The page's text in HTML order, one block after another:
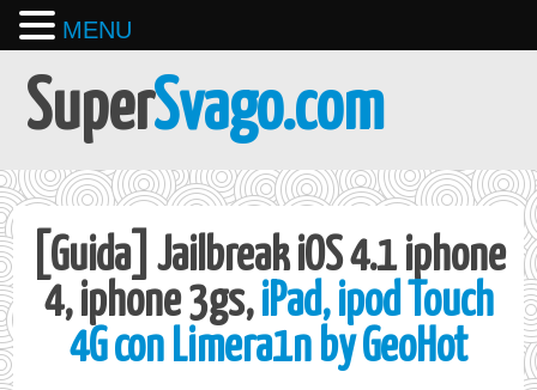
SuperSvago.com
[Guida] Jailbreak iOS 4.1 iphone
4, iphone 3gs,iPad, ipod Touch
4G con Limera1n by GeoHot
MENU